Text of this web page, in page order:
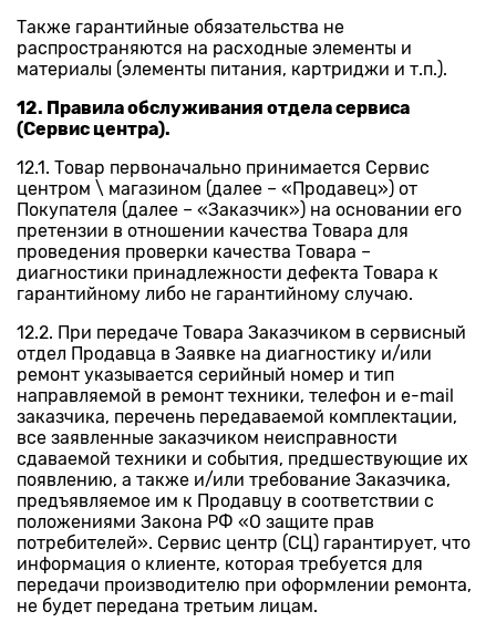
Также гарантийные обязательства не
распространяются на расходные элементы и
материалы (элементы питания, картриджи и т.п.).
12. Правила обслуживания отдела сервиса
(Сервис центра).
12.1. Товар первоначально принимается Сервис
центром \ магазином (далее – «Продавец») от
Покупателя (далее – «Заказчик») на основании его
претензии в отношении качества Товара для
проведения проверки качества Товара –
диагностики принадлежности дефекта Товара к
гарантийному либо не гарантийному случаю.
12.2. При передаче Товара Заказчиком в сервисный
отдел Продавца в Заявке на диагностику и/или
ремонт указывается серийный номер и тип
направляемой в ремонт техники, телефон и e-mail
заказчика, перечень передаваемой комплектации,
все заявленные заказчиком неисправности
сдаваемой техники и события, предшествующие их
появлению, а также и/или требование Заказчика,
предъявляемое им к Продавцу в соответствии с
положениями Закона РФ «О защите прав
потребителей». Сервис центр (СЦ) гарантирует, что
информация о клиенте, которая требуется для
передачи производителю при оформлении ремонта,
не будет передана третьим лицам.